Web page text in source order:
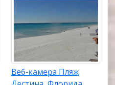
Веб-камера Пляж